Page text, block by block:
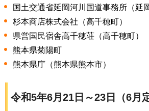
国土交通省延岡河川国道事務所（延
杉本商店株式会社（高千穂町）
県営国民宿舎高千穂荘（高千穂町）
熊本県菊陽町
熊本県庁（熊本県熊本市）
令和5年6月21日～23日（6月